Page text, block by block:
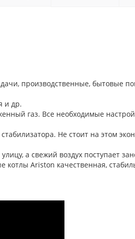
производственные, бытовые
и др.
газ. Все необходимые
Не стоит на этом
а свежий воздух поступает
Ariston качественная,